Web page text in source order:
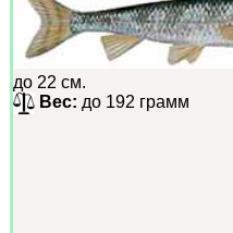
до 22 см.
Вес: до 192 грамм